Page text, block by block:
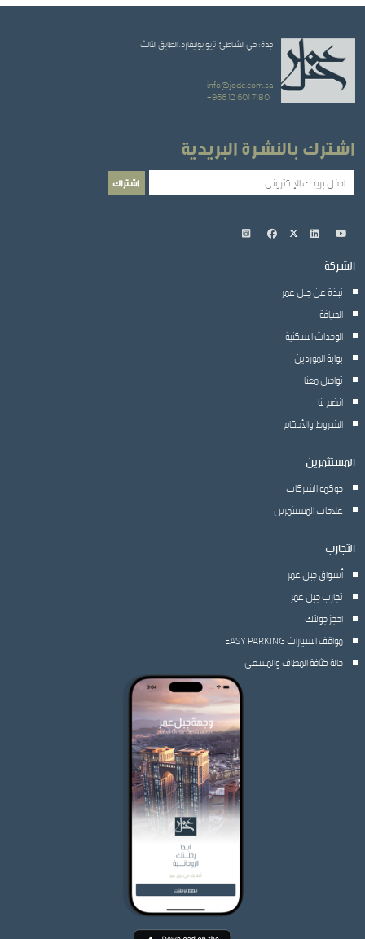
جدة: حي الشاطئ، تريو بوليفارد، الطابق الثالث
info@jodc.com.sa
+966 12 601 7180
اشترك بالنشرة البريدية
الشركة
نبذة عن جبل عمر
الضيافة
الوحدات السكنية
بوابة الموردين
تواصل معنا
انضم لنا
الشروط والأحكام
المستثمرين
حوكمة الشركات
علاقات المستثمرين
التجارب
أسواق جبل عمر
تجارب جبل عمر
احجز جولتك
مواقف السيارات EASY PARKING
حالة كثافة المطاف والمسعى